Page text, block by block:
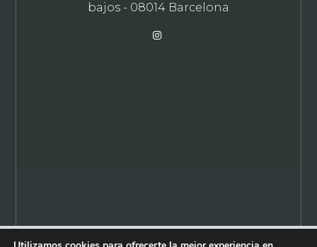
bajos - 08014 Barcelona
© Ámbit 2021. Todos los derechos están reservados.